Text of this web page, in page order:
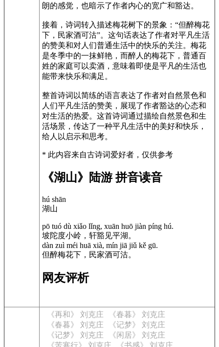
朗的感觉，也暗示了作者内心的宽广和豁达。
接着，诗词转入描述梅花树下的景象：“但醉梅花
下，民家酒可沽”。这句话表达了作者对平凡生活
的赞美和对人们普通生活中的快乐的关注。梅花
是冬季中的一抹鲜艳，而醉人的梅花下，普通百
姓的家庭可以卖酒，意味着即使是平凡的生活也
能带来快乐和满足。
整首诗词以简练的语言表达了作者对自然景色和
人们平凡生活的赞美，展现了作者豁达的心态和
对生活的热爱。这首诗词通过描绘自然景色和生
活场景，传达了一种平凡生活中的美好和快乐，
给人以启示和思考。
* 此内容来自古诗词爱好者，仅供参考
《湖山》陆游 拼音读音
hú shān
湖山
pō tuó dù xiǎo lǐng, xuān huō jiàn píng hú.
坡陀度小岭，轩豁见平湖。
dàn zuì méi huā xià, mín jiā jiǔ kě gū.
但醉梅花下，民家酒可沽。
网友评析
《再和》 刘克庄
《春暮》 刘克庄
《春暮》 刘克庄
《记梦》 刘克庄
《记梦》 刘克庄
《闲居》 刘克庄
《苦寒行》 刘克庄
《书感》 刘克庄